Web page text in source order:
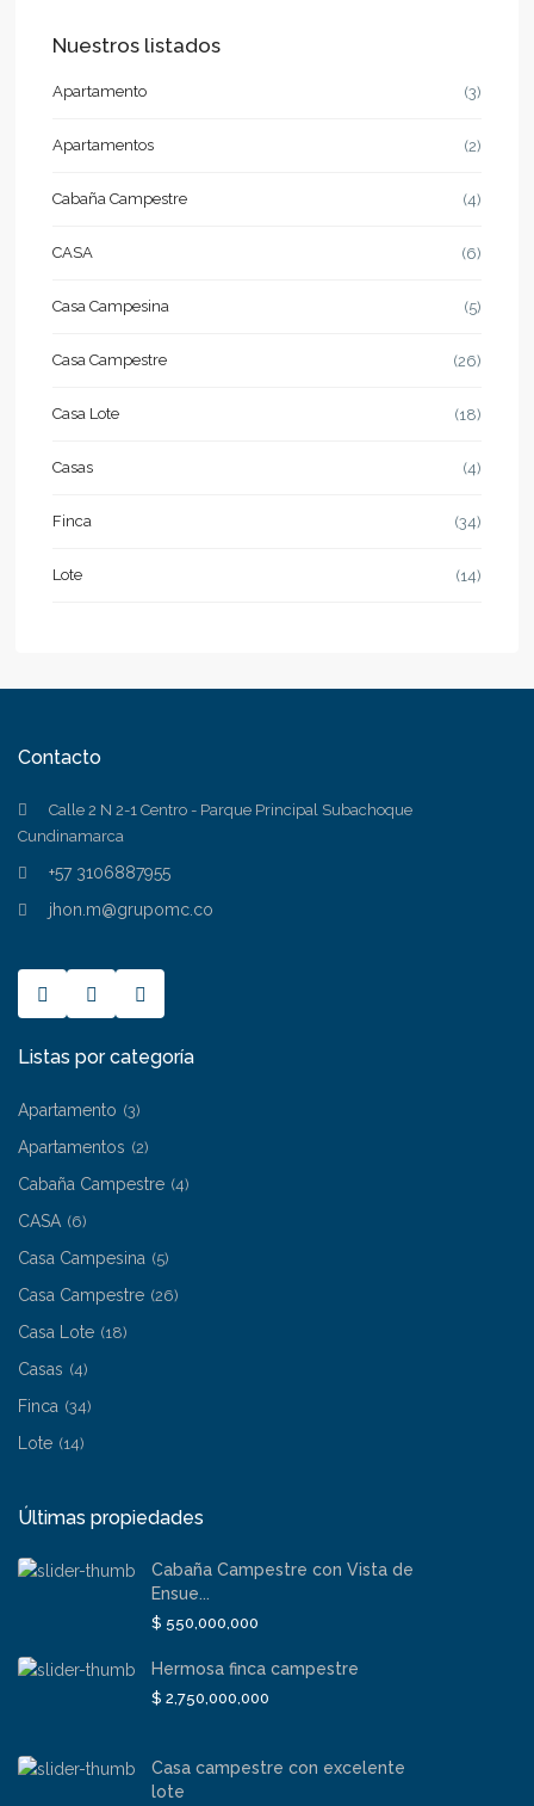
Nuestros listados
Apartamento (3)
Apartamentos (2)
Cabaña Campestre (4)
CASA (6)
Casa Campesina (5)
Casa Campestre (26)
Casa Lote (18)
Casas (4)
Finca (34)
Lote (14)
Contacto
Calle 2 N 2-1 Centro - Parque Principal Subachoque
Cundinamarca
+57 3106887955
jhon.m@grupomc.co
Listas por categoría
Apartamento (3)
Apartamentos (2)
Cabaña Campestre (4)
CASA (6)
Casa Campesina (5)
Casa Campestre (26)
Casa Lote (18)
Casas (4)
Finca (34)
Lote (14)
Últimas propiedades
Cabaña Campestre con Vista de
Ensue...
$ 550,000,000
Hermosa finca campestre
$ 2,750,000,000
Casa campestre con excelente
lote